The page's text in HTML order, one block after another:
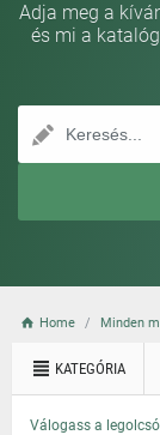
Adja meg a
és mi a
Home Minden
KATEGÓRIA
Válogass a